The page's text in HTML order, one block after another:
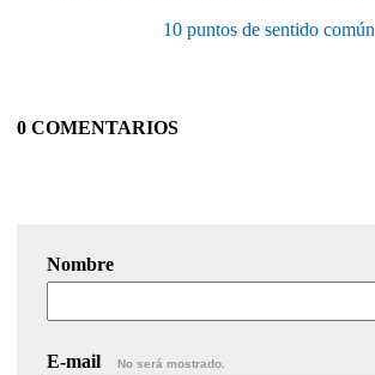
10 puntos de sentido común
0 COMENTARIOS
Nombre
E-mail No será mostrado.